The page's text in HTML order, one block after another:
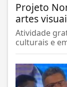
Projeto
artes
Atividade
culturais e